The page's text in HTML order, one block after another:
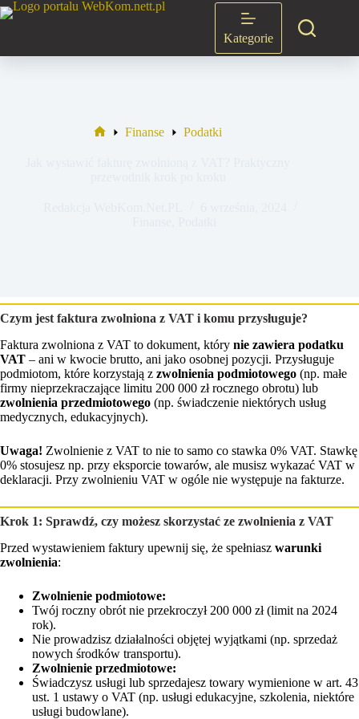
Przejdź
do
Kategorie
Finanse Podatki
Czym jest faktura zwolniona z VAT i komu przysługuje?
Faktura zwolniona z VAT to dokument, który nie zawiera podatku
VAT – ani w kwocie brutto, ani jako osobnej pozycji. Przysługuje
podmiotom, które korzystają z zwolnienia podmiotowego (np. małe
firmy nieprzekraczające limitu 200 000 zł rocznego obrotu) lub
zwolnienia przedmiotowego (np. świadczenie niektórych usług
medycznych, edukacyjnych).
Uwaga! Zwolnienie z VAT to nie to samo co stawka 0% VAT. Stawkę
0% stosujesz np. przy eksporcie towarów, ale musisz wykazać VAT w
deklaracji. Przy zwolnieniu VAT w ogóle nie występuje na fakturze.
Krok 1: Sprawdź, czy możesz skorzystać ze zwolnienia z VAT
Przed wystawieniem faktury upewnij się, że spełniasz warunki
zwolnienia:
Zwolnienie podmiotowe:
Twój roczny obrót nie przekroczył 200 000 zł (limit na 2024
rok).
Nie prowadzisz działalności objętej wyjątkami (np. sprzedaż
nowych środków transportu).
Zwolnienie przedmiotowe:
Świadczysz usługi lub sprzedajesz towary wymienione w art. 43
ust. 1 ustawy o VAT (np. usługi edukacyjne, szkolenia, niektóre
usługi budowlane).